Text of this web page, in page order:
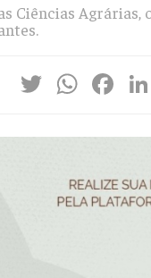
Ciências Agrárias,
Twitter